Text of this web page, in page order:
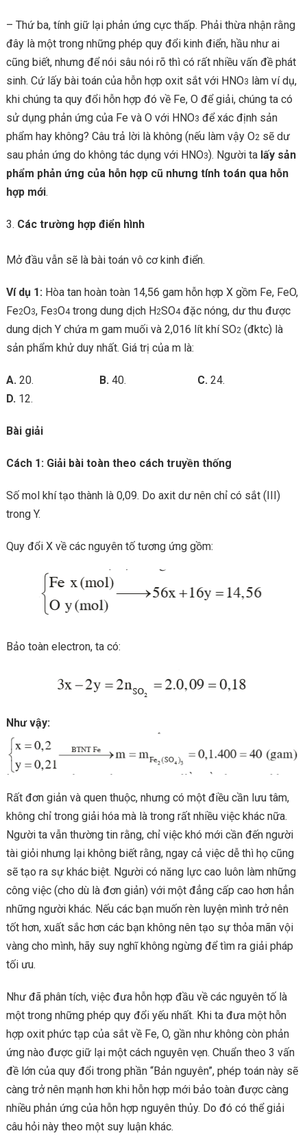
– Thứ ba, tính giữ lại phản ứng cực thấp. Phải thừa nhận rằng
đây là một trong những phép quy đổi kinh điển, hầu như ai
cũng biết, nhưng để nói sâu nói rõ thì có rất nhiều vấn đề phát
sinh. Cứ lấy bài toán của hỗn hợp oxit sắt với HNO3 làm ví dụ,
khi chúng ta quy đổi hỗn hợp đó về Fe, O để giải, chúng ta có
sử dụng phản ứng của Fe và O với HNO3 để xác định sản
phẩm hay không? Câu trả lời là không (nếu làm vậy O2sẽ dư
sau phản ứng do không tác dụng với HNO3). Người ta lấy sản
phẩm phản ứng của hỗn hợp cũ nhưng tính toán qua hỗn
hợp mới.
Các trường hợp điển hình
Mở đầu vẫn sẽ là bài toán vô cơ kinh điển.
Ví dụ 1:Hòa tan hoàn toàn 14,56 gam hỗn hợp X gồm Fe, FeO,
Fe2O3, Fe3O4trong dung dịch H2SO4đặc nóng, dư thu được
dung dịch Y chứa m gam muối và 2,016 lít khí SO2(đktc) là
sản phẩm khử duy nhất. Giá trị của m là:
A.20. B.40. C.24.
D. 12.
Bài giải
Cách 1: Giải bài toàn theo cách truyền thống
Số mol khí tạo thành là 0,09. Do axit dư nên chỉ có sắt (III)
trong Y.
Quy đổi X về các nguyên tố tương ứng gồm:
Bảo toàn electron, ta có:
Như vậy:
Rất đơn giản và quen thuộc, nhưng có một điều cần lưu tâm,
không chỉ trong giải hóa mà là trong rất nhiều việc khác nữa.
Người ta vẫn thường tin rằng, chỉ việc khó mới cần đến người
tài giỏi nhưng lại không biết rằng, ngay cả việc dễ thì họ cũng
sẽ tạo ra sự khác biệt. Người có năng lực cao luôn làm những
công việc (cho dù là đơn giản) với một đẳng cấp cao hơn hẳn
những người khác. Nếu các bạn muốn rèn luyện mình trở nên
tốt hơn, xuất sắc hơn các bạn không nên tạo sự thỏa mãn vội
vàng cho mình, hãy suy nghĩ không ngừng để tìm ra giải pháp
tối ưu.
Như đã phân tích, việc đưa hỗn hợp đầu về các nguyên tố là
một trong những phép quy đổi yếu nhất. Khi ta đưa một hỗn
hợp oxit phức tạp của sắt về Fe, O, gần như không còn phản
ứng nào được giữ lại một cách nguyên vẹn. Chuẩn theo 3 vấn
đề lớn của quy đổi trong phần “Bản nguyên”, phép toán này sẽ
càng trở nên mạnh hơn khi hỗn hợp mới bảo toàn được càng
nhiều phản ứng của hỗn hợp nguyên thủy. Do đó có thể giải
câu hỏi này theo một suy luận khác.